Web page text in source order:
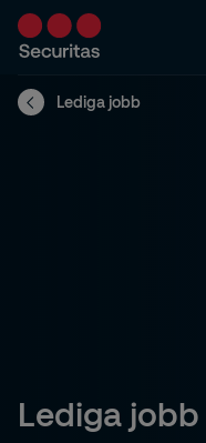
Lediga jobb
Lediga jobb